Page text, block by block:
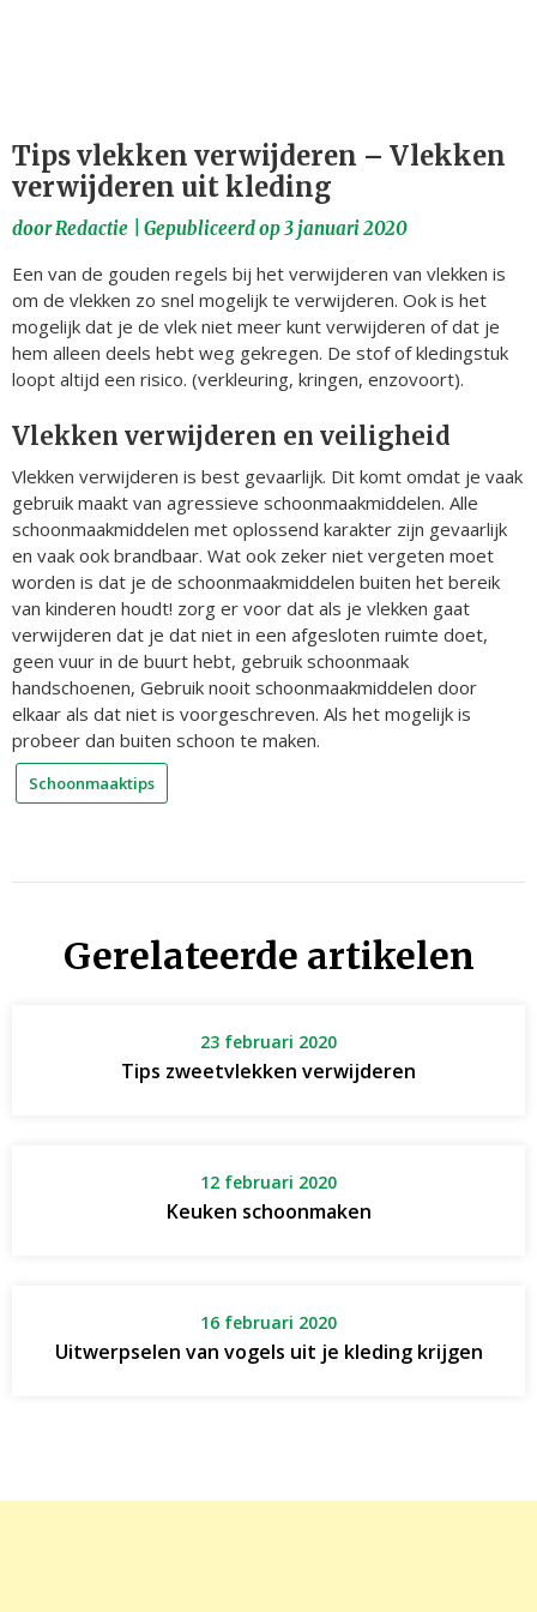
Tips vlekken verwijderen – Vlekken
verwijderen uit kleding
doorRedactie Gepubliceerd op 3 januari 2020
Een van de gouden regels bij het verwijderen van vlekken is
om de vlekken zo snel mogelijk te verwijderen. Ook is het
mogelijk dat je de vlek niet meer kunt verwijderen of dat je
hem alleen deels hebt weg gekregen. De stof of kledingstuk
loopt altijd een risico. (verkleuring, kringen, enzovoort).
Vlekken verwijderen en veiligheid
Vlekken verwijderen is best gevaarlijk. Dit komt omdat je vaak
gebruik maakt van agressieve schoonmaakmiddelen. Alle
schoonmaakmiddelen met oplossend karakter zijn gevaarlijk
en vaak ook brandbaar. Wat ook zeker niet vergeten moet
worden is dat je de schoonmaakmiddelen buiten het bereik
van kinderen houdt! zorg er voor dat als je vlekken gaat
verwijderen dat je dat niet in een afgesloten ruimte doet,
geen vuur in de buurt hebt, gebruik schoonmaak
handschoenen, Gebruik nooit schoonmaakmiddelen door
elkaar als dat niet is voorgeschreven. Als het mogelijk is
probeer dan buiten schoon te maken.
Schoonmaaktips
Gerelateerde artikelen
23 februari 2020
Tips zweetvlekken verwijderen
12 februari 2020
Keuken schoonmaken
16 februari 2020
Uitwerpselen van vogels uit je kleding krijgen